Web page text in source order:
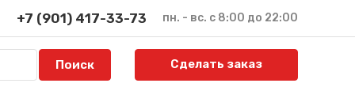
+7 (901) 417-33-73 пн. - вс. с 8:00 до 22:00
Сделать заказ